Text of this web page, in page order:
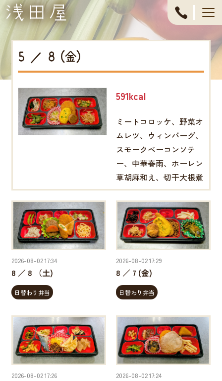
053-
4611
5 ／ 8 (金)
591kcal
ミートコロッケ、野菜オ
ムレツ、ウィンバーグ、
スモークベーコンソテ
ー、中華春雨、ホーレン
草胡麻和え、切干大根煮
2026-08-02 17:34
8 ／ 8 （土)
日替わり弁当
2026-08-02 17:29
8 ／ 7 (金)
日替わり弁当
2026-08-02 17:26 2026-08-02 17:24